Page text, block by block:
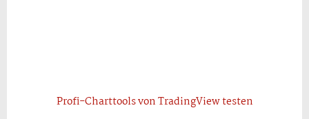
Profi-Charttools von TradingView testen